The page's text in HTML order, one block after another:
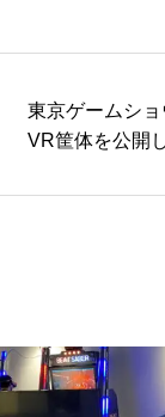
東京ゲームシ
VR筐体を公開